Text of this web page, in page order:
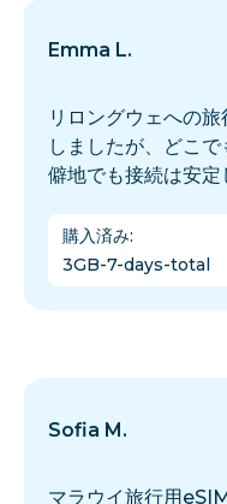
Emma L.
リロングウェへの
しましたが、どこで
僻地でも接続は安定
購入済み:
3GB-7-days-total
Sofia M.
マラウイ旅行用